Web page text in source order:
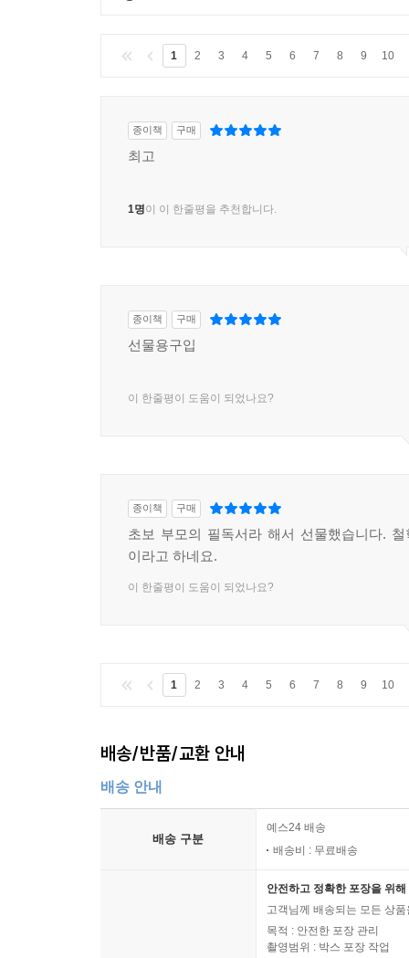
1 2 3 4 5 6 7 8 9 10
종이책 구매
최고
1명이 이 한줄평을 추천합니다.
종이책 구매
선물용구입
이 한줄평이 도움이 되었나요?
종이책 구매
초보 부모의 필독서라 해서 선물했습니다.
이라고 하네요.
이 한줄평이 도움이 되었나요?
1 2 3 4 5 6 7 8 9 10
배송/반품/교환 안내
배송 안내
배송 구분
예스24 배송
배송비 : 무료배송
안전하고 정확한 포장을 위
고객님께 배송되는 모든 상
목적 : 안전한 포장 관리
촬영범위 : 박스 포장 작업